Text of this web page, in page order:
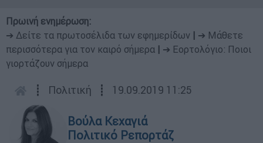
Πρωινή ενημέρωση:
➔ Δείτε τα πρωτοσέλιδα των εφημερίδων
➔ Μάθετε
περισσότερα για τον καιρό σήμερα
➔ Εορτολόγιο: Ποιοι
γιορτάζουν σήμερα
┋ Πολιτική ┋ 19.09.2019 11:25
Βούλα Κεχαγιά
Πολιτικό Ρεπορτάζ